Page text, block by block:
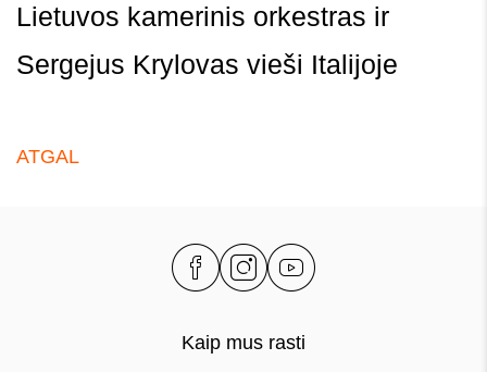
Lietuvos kamerinis orkestras ir
Sergejus Krylovas vieši Italijoje
ATGAL
Kaip mus rasti